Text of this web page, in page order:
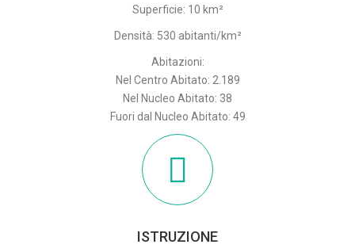
Superficie: 10 km²
Densità: 530 abitanti/km²
Abitazioni:
Nel Centro Abitato: 2.189
Nel Nucleo Abitato: 38
Fuori dal Nucleo Abitato: 49
ISTRUZIONE